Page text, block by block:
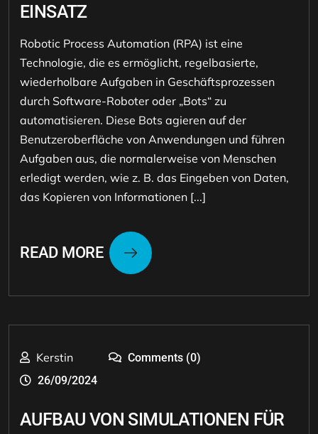
EINSATZ
Robotic Process Automation (RPA) ist eine
Technologie, die es ermöglicht, regelbasierte,
wiederholbare Aufgaben in Geschäftsprozessen
durch Software-Roboter oder „Bots“ zu
automatisieren. Diese Bots agieren auf der
Benutzeroberfläche von Anwendungen und führen
Aufgaben aus, die normalerweise von Menschen
erledigt werden, wie z. B. das Eingeben von Daten,
das Kopieren von Informationen [...]
READ MORE
Kerstin
Comments (0)
26/09/2024
AUFBAU VON SIMULATIONEN FÜR